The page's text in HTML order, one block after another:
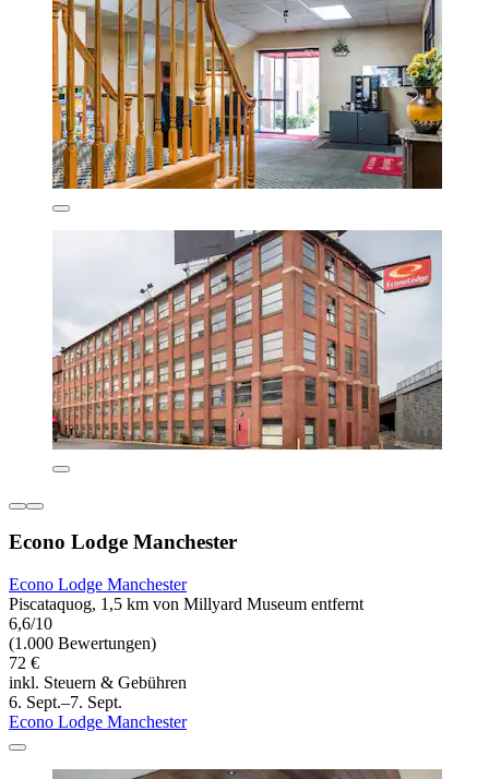
Econo Lodge Manchester
Econo Lodge Manchester
Piscataquog, 1,5 km von Millyard Museum entfernt
6,6/10
(1.000 Bewertungen)
72 €
inkl. Steuern & Gebühren
6. Sept.–7. Sept.
Econo Lodge Manchester